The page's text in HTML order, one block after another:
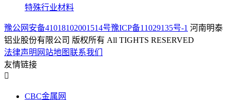
特殊行业材料
豫公网安备41018102001514号豫ICP备11029135号-1
明泰铝业股份有限公司 版权所有 All TIGHTS RESERVED
法律声明
友情链接